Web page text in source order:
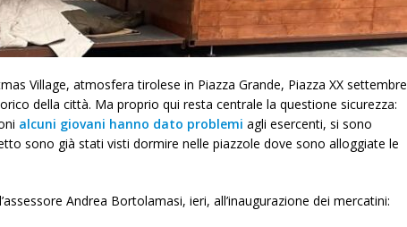
Village, atmosfera tirolese in Piazza Grande, Piazza XX settembre
della città. Ma proprio qui resta centrale la questione sicurezza:
alcuni giovani hanno dato problemi agli esercenti, si sono
sono già stati visti dormire nelle piazzole dove sono alloggiate le
Andrea Bortolamasi, ieri, all’inaugurazione dei mercatini: